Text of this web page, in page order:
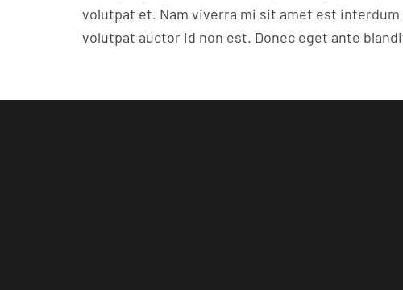
volutpat et. Nam viverra mi sit amet est
volutpat auctor id non est. Donec eget ante